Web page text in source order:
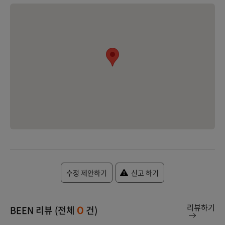
수정 제안하기 신고 하기
BEEN 리뷰 (전체 0 건) 리뷰하기